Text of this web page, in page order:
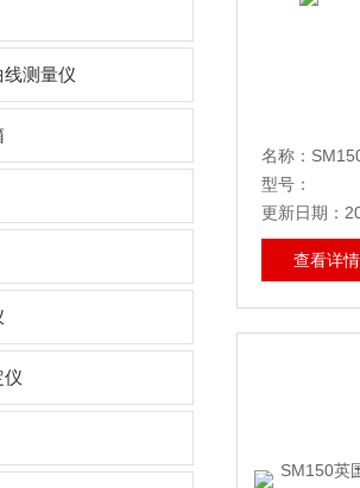
测量仪
仪
名称：
型号：
更新日期：
查看详情